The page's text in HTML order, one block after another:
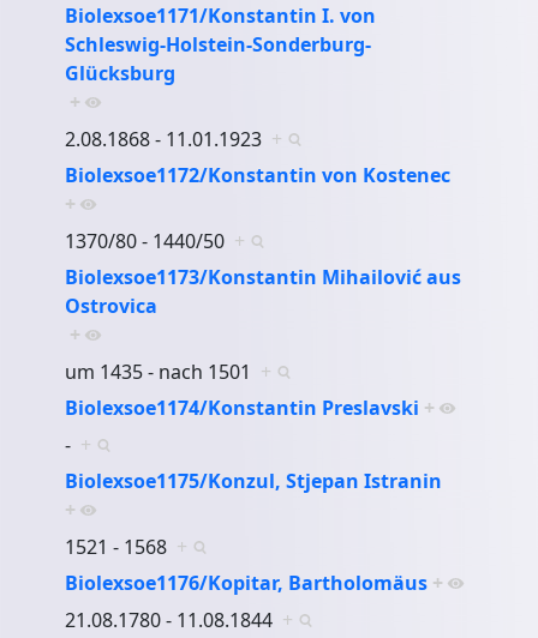
Biolexsoe1171/Konstantin I. von
Schleswig-Holstein-Sonderburg-
Glücksburg
+
2.08.1868 - 11.01.1923 +
Biolexsoe1172/Konstantin von Kostenec
+
1370/80 - 1440/50 +
Biolexsoe1173/Konstantin Mihailović aus
Ostrovica
+
um 1435 - nach 1501 +
Biolexsoe1174/Konstantin Preslavski +
- +
Biolexsoe1175/Konzul, Stjepan Istranin
+
1521 - 1568 +
Biolexsoe1176/Kopitar, Bartholomäus +
21.08.1780 - 11.08.1844 +